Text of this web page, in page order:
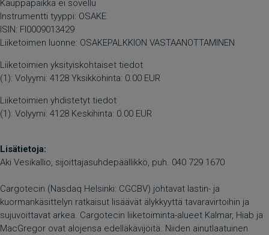
Kauppapaikka ei sovellu
Instrumentti tyyppi: OSAKE
ISIN: FI0009013429
Liiketoimen luonne: OSAKEPALKKION VASTAANOTTAMINEN
Liiketoimien yksityiskohtaiset tiedot
(1): Volyymi: 4128 Yksikköhinta: 0.00 EUR
Liiketoimien yhdistetyt tiedot
(1): Volyymi: 4128 Keskihinta: 0.00 EUR
Lisätietoja:
Aki Vesikallio, sijoittajasuhdepäällikkö, puh. 040 729 1670
Cargotecin (Nasdaq Helsinki: CGCBV) johtavat lastin- ja
kuormankäsittelyn ratkaisut lisäävät älykkyyttä tavaravirtoihin ja
sujuvoittavat arkea. Cargotecin liiketoiminta-alueet Kalmar, Hiab ja
MacGregor ovat alojensa edelläkävijöitä. Niiden ainutlaatuinen